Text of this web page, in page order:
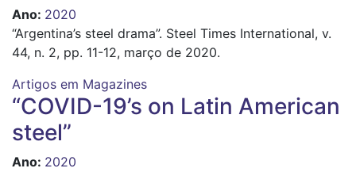
Ano: 2020
“Argentina’s steel drama”. Steel Times International, v.
44, n. 2, pp. 11-12, março de 2020.
Artigos em Magazines
“COVID-19’s on Latin American
steel”
Ano: 2020